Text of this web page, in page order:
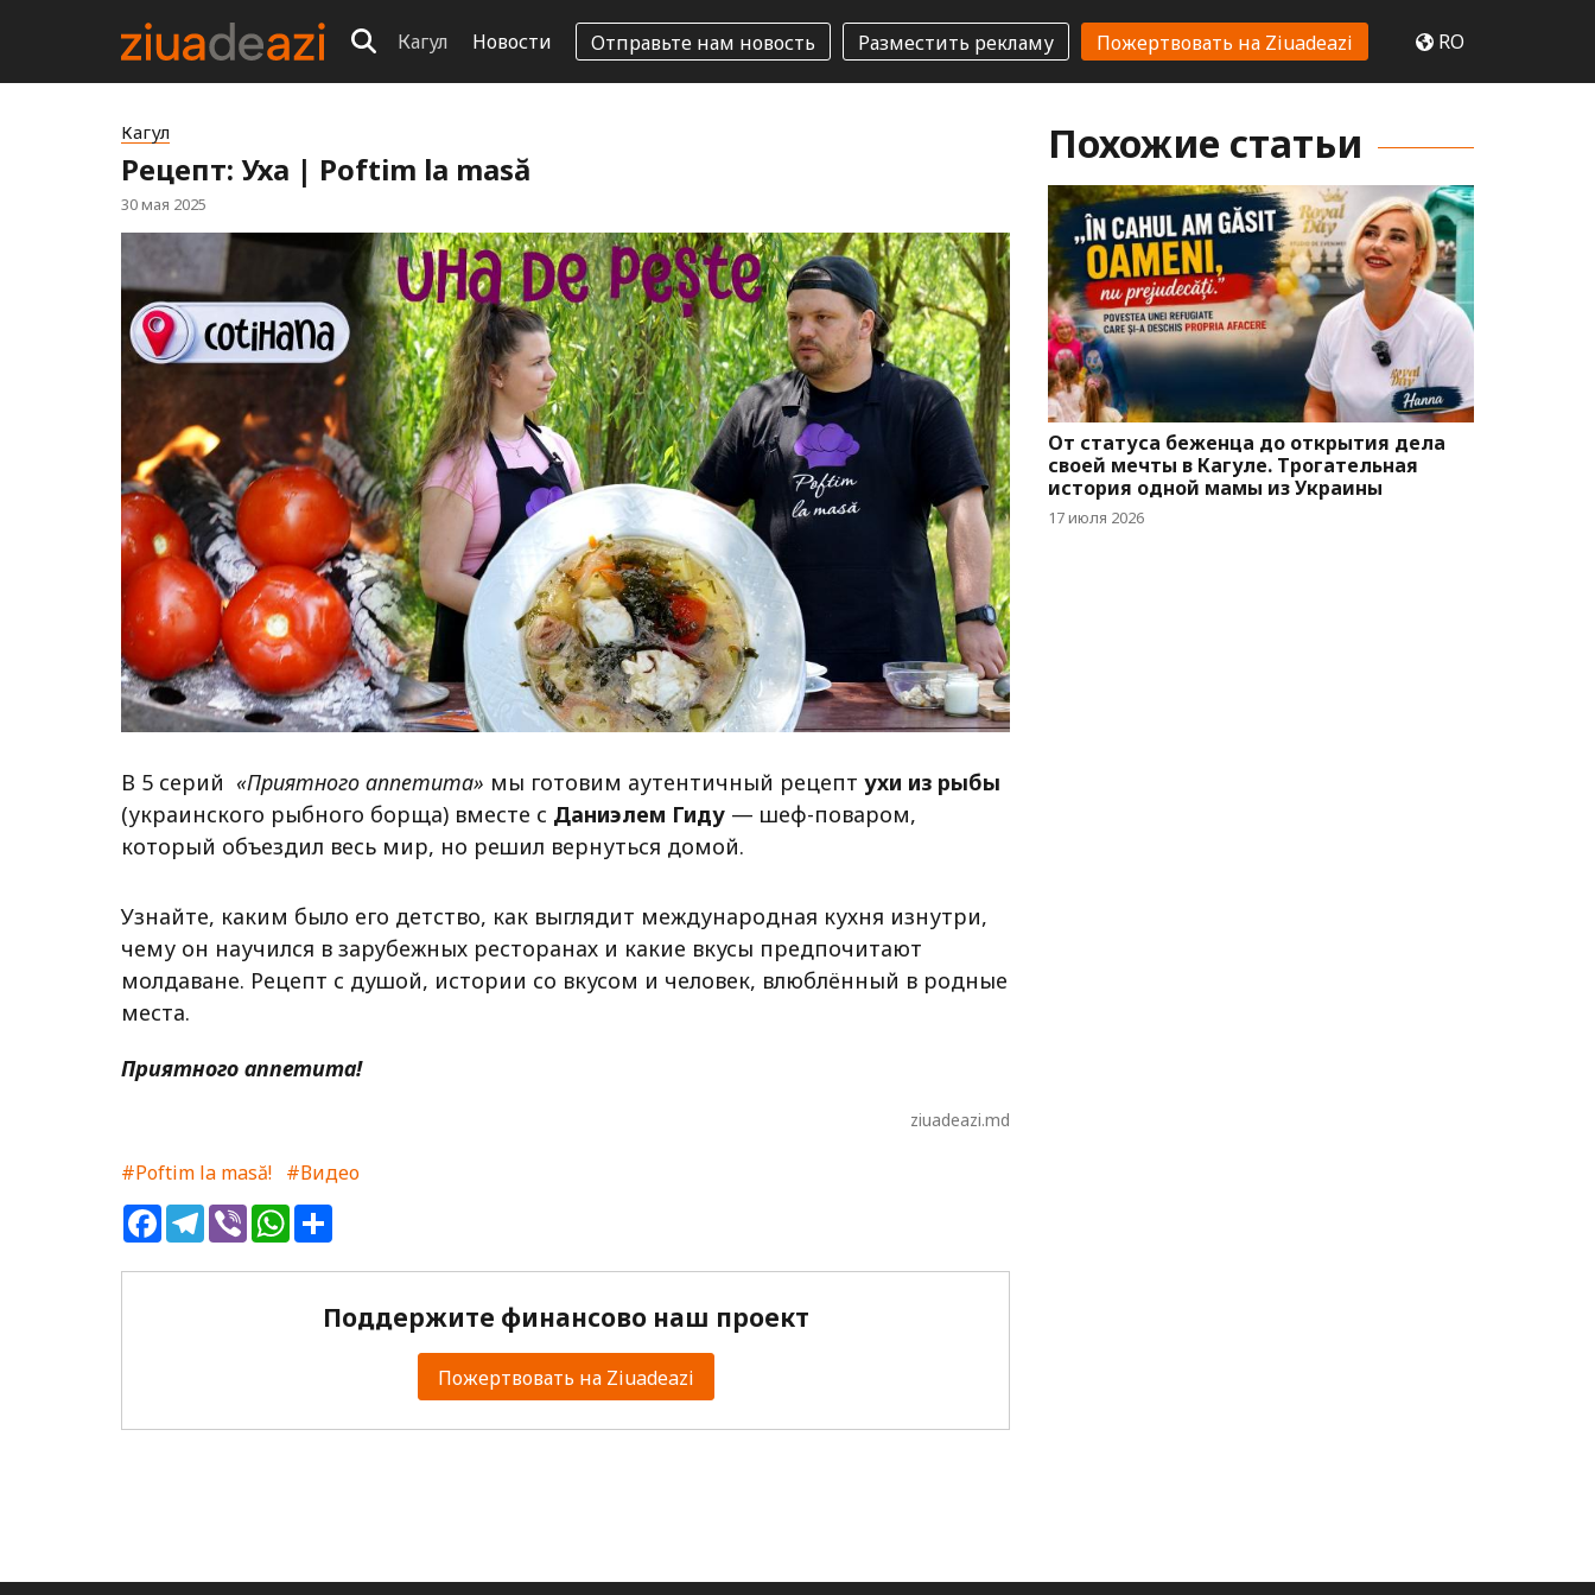
Кагул Новости Отправьте нам новость Разместить рекламу Пожертвовать на Ziuadeazi RO
Кагул
Рецепт: Уха | Poftim la masă
30 мая 2025
В 5 серий «Приятного аппетита» мы готовим аутентичный рецепт ухи из рыбы
(украинского рыбного борща) вместе с Даниэлем Гиду — шеф-поваром,
который объездил весь мир, но решил вернуться домой.
Узнайте, каким было его детство, как выглядит международная кухня изнутри,
чему он научился в зарубежных ресторанах и какие вкусы предпочитают
молдаване. Рецепт с душой, истории со вкусом и человек, влюблённый в родные
места.
Приятного аппетита!
ziuadeazi.md
#Poftim la masă! #Видео
FacebookTelegram
ViberWhatsApp
Поддержите финансово наш проект
Пожертвовать на Ziuadeazi
Похожие статьи
От статуса беженца до открытия дела
своей мечты в Кагуле. Трогательная
история одной мамы из Украины
17 июля 2026